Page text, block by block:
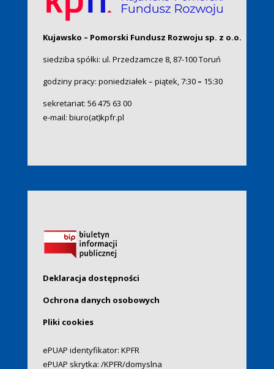
Kujawsko – Pomorski Fundusz Rozwoju sp. z o.o.
siedziba spółki: ul. Przedzamcze 8, 87-100 Toruń
godziny pracy: poniedziałek – piątek, 7:30– 15:30
sekretariat: 56 475 63 00
e-mail: biuro(at)kpfr.pl
Deklaracja dostępności
Ochrona danych osobowych
Pliki cookies
ePUAP identyfikator: KPFR
ePUAP skrytka: /KPFR/domyslna